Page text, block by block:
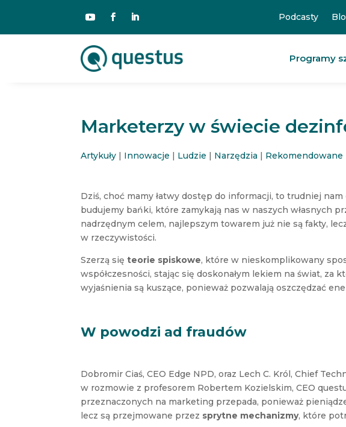
Podcasty
Programy
Marketerzy w świecie
Artykuły | Innowacje | Ludzie | Narzędzia | Rekomendowane
Dziś, choć mamy łatwy dostęp do informacji, to trudniej
budujemy bańki, które zamykają nas w naszych własnych
nadrzędnym celem, najlepszym towarem już nie są fakty,
w rzeczywistości.
Szerzą sięteorie spiskowe, które w nieskomplikowany
współczesności, stając się doskonałym lekiem na świat, za
wyjaśnienia są kuszące, ponieważ pozwalają oszczędzać
W powodzi ad fraudów
Dobromir Ciaś, CEO Edge NPD, oraz Lech C. Król, Chief
w rozmowie z profesorem Robertem Kozielskim, CEO
przeznaczonych na marketing przepada, ponieważ
lecz są przejmowane przez sprytne mechanizmy, które